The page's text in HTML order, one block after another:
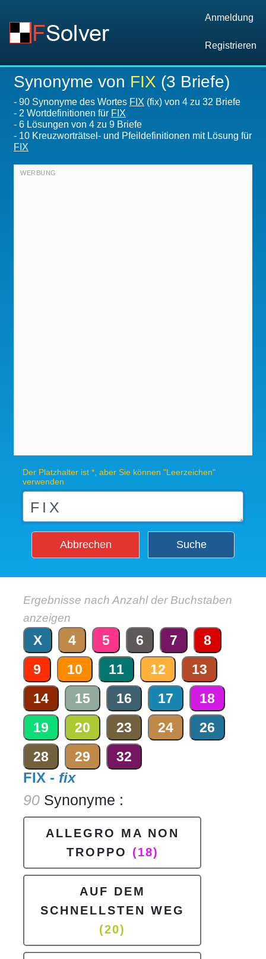
Anmeldung
Registrieren
Synonyme von FIX (3 Briefe)
- 90 Synonyme des Wortes FIX (fix) von 4 zu 32 Briefe
- 2 Wortdefinitionen für FIX
- 6 Lösungen von 4 zu 9 Briefe
- 10 Kreuzworträtsel- und Pfeildefinitionen mit Lösung für
FIX
Der Platzhalter ist *, aber Sie können "Leerzeichen"
verwenden
Abbrechen Suche
Ergebnisse nach Anzahl der Buchstaben
anzeigen
X 4 5 6 7
8
9
10 11 12
13
14
15 16 17
18
19
20 23 24
26
28
29 32
FIX - fix
90 Synonyme :
ALLEGRO MA NON
TROPPO
(18)
AUF DEM
SCHNELLSTEN WEG
(20)